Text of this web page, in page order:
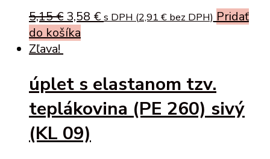
5,15€ Original
price
3,58 €Current
s DPH (2,91 € bez DPH) Pridať
do košíka
Zľava!
úplet s elastanom tzv.
teplákovina (PE 260) sivý
(KL 09)